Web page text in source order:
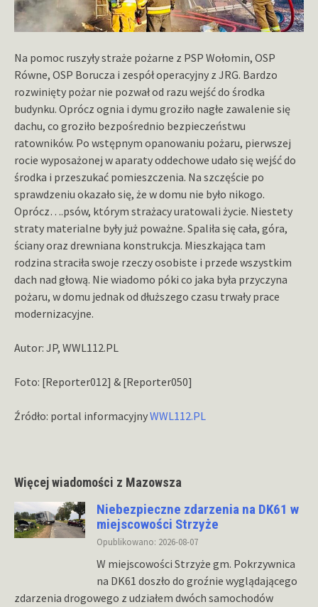
Na pomoc ruszyły straże pożarne z PSP Wołomin, OSP
Równe, OSP Borucza i zespół operacyjny z JRG. Bardzo
rozwinięty pożar nie pozwał od razu wejść do środka
budynku. Oprócz ognia i dymu groziło nagłe zawalenie się
dachu, co groziło bezpośrednio bezpieczeństwu
ratowników. Po wstępnym opanowaniu pożaru, pierwszej
rocie wyposażonej w aparaty oddechowe udało się wejść do
środka i przeszukać pomieszczenia. Na szczęście po
sprawdzeniu okazało się, że w domu nie było nikogo.
Oprócz….psów, którym strażacy uratowali życie. Niestety
straty materialne były już poważne. Spaliła się cała, góra,
ściany oraz drewniana konstrukcja. Mieszkająca tam
rodzina straciła swoje rzeczy osobiste i przede wszystkim
dach nad głową. Nie wiadomo póki co jaka była przyczyna
pożaru, w domu jednak od dłuższego czasu trwały prace
modernizacyjne.
Autor: JP, WWL112.PL
Foto: [Reporter012] & [Reporter050]
Źródło: portal informacyjnyWWL112.PL
Więcej wiadomości z Mazowsza
Niebezpieczne zdarzenia na DK61 w
miejscowości Strzyże
Opublikowano: 2026-08-07
W miejscowości Strzyże gm. Pokrzywnica
na DK61 doszło do groźnie wyglądającego
zdarzenia drogowego z udziałem dwóch samochodów